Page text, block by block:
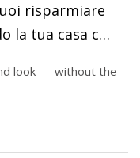
risparmiare
la tua casa con
look — without the